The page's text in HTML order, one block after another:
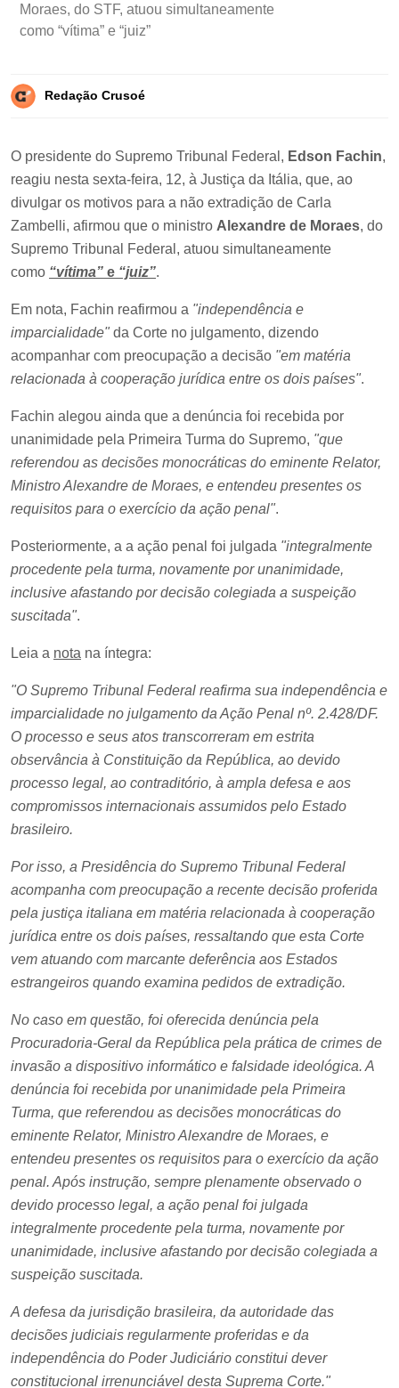
Moraes, do STF, atuou simultaneamente
como “vítima” e “juiz”
Redação Crusoé
O presidente do Supremo Tribunal Federal, Edson Fachin,
reagiu nesta sexta-feira, 12, à Justiça da Itália, que, ao
divulgar os motivos para a não extradição de Carla
Zambelli, afirmou que o ministro Alexandre de Moraes, do
Supremo Tribunal Federal, atuou simultaneamente
como “vítima” e “juiz”.
Em nota, Fachin reafirmou a "independência e
imparcialidade"da Corte no julgamento, dizendo
acompanhar com preocupação a decisão "em matéria
relacionada à cooperação jurídica entre os dois países".
Fachin alegou ainda que a denúncia foi recebida por
unanimidade pela Primeira Turma do Supremo, "que
referendou as decisões monocráticas do eminente Relator,
Ministro Alexandre de Moraes, e entendeu presentes os
requisitos para o exercício da ação penal".
Posteriormente, a a ação penal foi julgada "integralmente
procedente pela turma, novamente por unanimidade,
inclusive afastando por decisão colegiada a suspeição
suscitada".
Leia a nota na íntegra:
"O Supremo Tribunal Federal reafirma sua independência e
imparcialidade no julgamento da Ação Penal nº. 2.428/DF.
O processo e seus atos transcorreram em estrita
observância à Constituição da República, ao devido
processo legal, ao contraditório, à ampla defesa e aos
compromissos internacionais assumidos pelo Estado
brasileiro.
Por isso, a Presidência do Supremo Tribunal Federal
acompanha com preocupação a recente decisão proferida
pela justiça italiana em matéria relacionada à cooperação
jurídica entre os dois países, ressaltando que esta Corte
vem atuando com marcante deferência aos Estados
estrangeiros quando examina pedidos de extradição.
No caso em questão, foi oferecida denúncia pela
Procuradoria-Geral da República pela prática de crimes de
invasão a dispositivo informático e falsidade ideológica. A
denúncia foi recebida por unanimidade pela Primeira
Turma, que referendou as decisões monocráticas do
eminente Relator, Ministro Alexandre de Moraes, e
entendeu presentes os requisitos para o exercício da ação
penal. Após instrução, sempre plenamente observado o
devido processo legal, a ação penal foi julgada
integralmente procedente pela turma, novamente por
unanimidade, inclusive afastando por decisão colegiada a
suspeição suscitada.
A defesa da jurisdição brasileira, da autoridade das
decisões judiciais regularmente proferidas e da
independência do Poder Judiciário constitui dever
constitucional irrenunciável desta Suprema Corte."